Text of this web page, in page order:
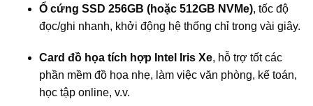
Ổ cứng SSD 256GB (hoặc 512GB NVMe), tốc độ
đọc/ghi nhanh, khởi động hệ thống chỉ trong vài giây.
Card đồ họa tích hợp Intel Iris Xe, hỗ trợ tốt các
phần mềm đồ họa nhẹ, làm việc văn phòng, kế toán,
học tập online, v.v.